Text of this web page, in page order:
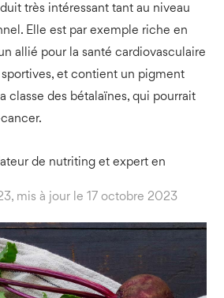
très intéressant tant au niveau
Elle est par exemple riche en
allié pour la santé cardiovasculaire
et contient un pigment
classe des bétalaïnes, qui pourrait
de nutriting et expert en
mis à jour le 17 octobre 2023